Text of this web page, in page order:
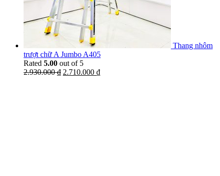
Thang nhôm
trượt chữ A Jumbo A405
Rated 5.00 out of 5
2.930.000₫ 2.710.000 ₫